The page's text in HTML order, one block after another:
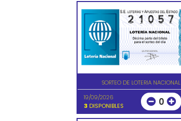
SORTEO DE LOTERIA NACIONAL
19/09/2026
3 DISPONIBLES 0